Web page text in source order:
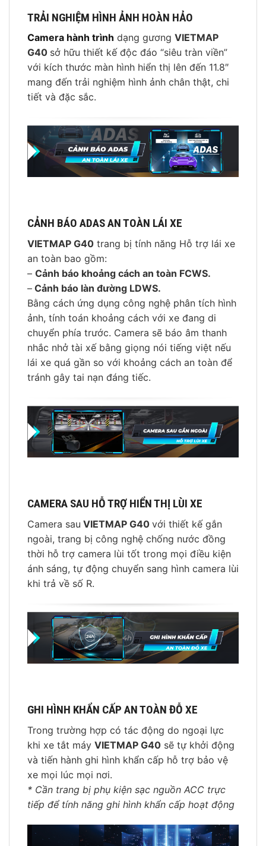
TRẢI NGHIỆM HÌNH ẢNH HOÀN HẢO
Camera hành trình dạng gương VIETMAP
G40 sở hữu thiết kế độc đáo “siêu tràn viền”
với kích thước màn hình hiển thị lên đến 11.8″
mang đến trải nghiệm hình ảnh chân thật, chi
tiết và đặc sắc.
CẢNH BÁO ADAS AN TOÀN LÁI XE
VIETMAP G40 trang bị tính năng Hỗ trợ lái xe
an toàn bao gồm:
– Cảnh báo khoảng cách an toàn FCWS.
– Cảnh báo làn đường LDWS.
Bằng cách ứng dụng công nghệ phân tích hình
ảnh, tính toán khoảng cách với xe đang di
chuyển phía trước. Camera sẽ báo âm thanh
nhắc nhở tài xế bằng giọng nói tiếng việt nếu
lái xe quá gần so với khoảng cách an toàn để
tránh gây tai nạn đáng tiếc.
CAMERA SAU HỖ TRỢ HIỂN THỊ LÙI XE
Camera sau VIETMAP G40 với thiết kế gắn
ngoài, trang bị công nghệ chống nước đồng
thời hỗ trợ camera lùi tốt trong mọi điều kiện
ánh sáng, tự động chuyển sang hình camera lùi
khi trả về số R.
GHI HÌNH KHẨN CẤP AN TOÀN ĐỖ XE
Trong trường hợp có tác động do ngoại lực
khi xe tắt máy VIETMAP G40 sẽ tự khởi động
và tiến hành ghi hình khẩn cấp hỗ trợ bảo vệ
xe mọi lúc mọi nơi.
* Cần trang bị phụ kiện sạc nguồn ACC trực
tiếp để tính năng ghi hình khẩn cấp hoạt động